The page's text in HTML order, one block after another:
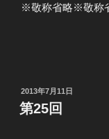
※敬称省略※敬称
投
稿
日:
2013年7月11日
第25回